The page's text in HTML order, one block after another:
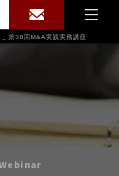
第38回M&A実践実務講座